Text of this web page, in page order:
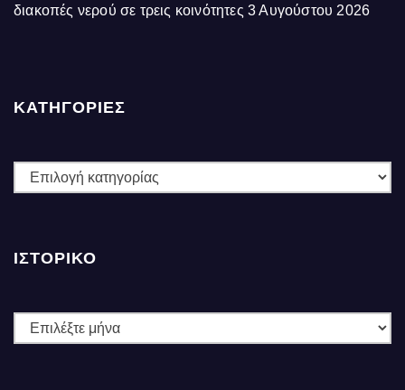
διακοπές νερού σε τρεις κοινότητες 3 Αυγούστου 2026
ΚΑΤΗΓΟΡΙΕΣ
ΚΑΤΗΓΟΡΙΕΣ
ΙΣΤΟΡΙΚΌ
Ιστορικό